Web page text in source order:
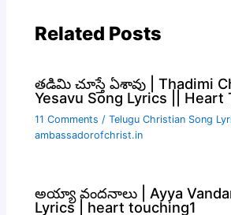
Related Posts
తడిమి చూస్తే ఏశావు | Thadimi
Yesavu Song Lyrics || Heart
11 Comments /Telugu Christian Song
ambassadorofchrist.in
అయ్యా వందనాలు | Ayya
Lyrics | heart touching1